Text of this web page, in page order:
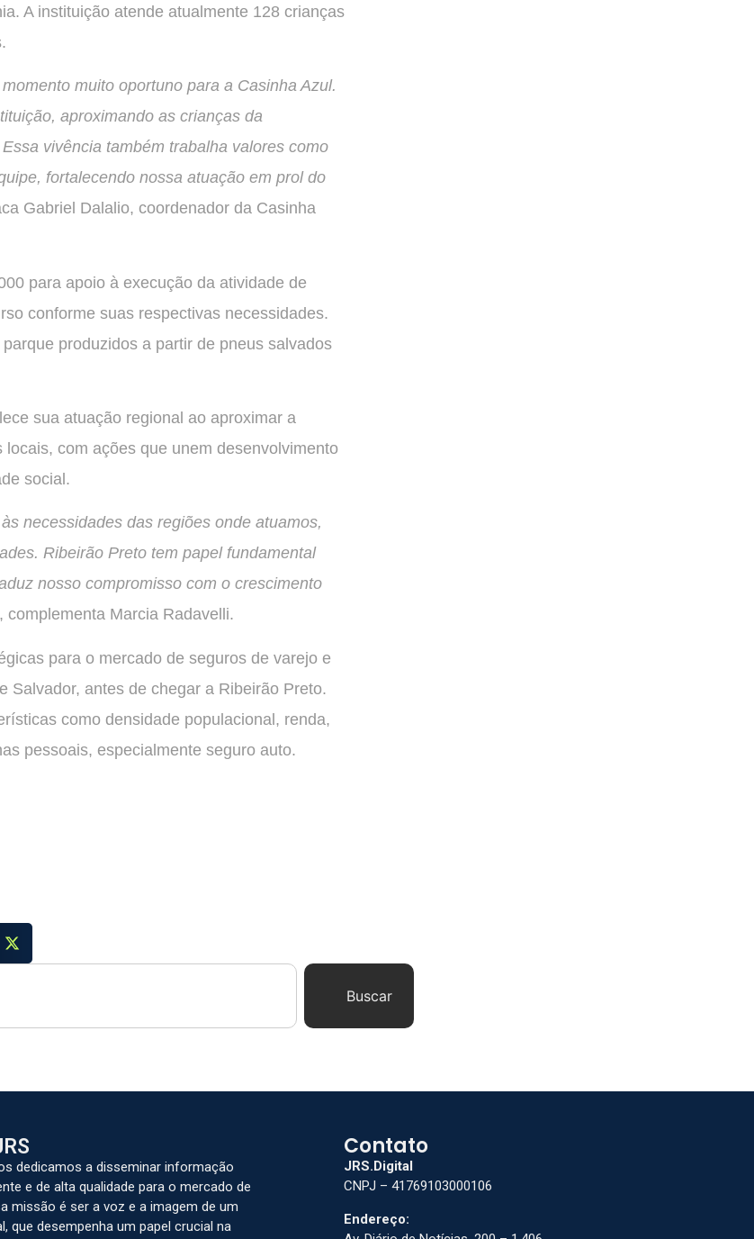
A instituição atende atualmente 128 crianças
muito oportuno para a Casinha Azul.
aproximando as crianças da
vivência também trabalha valores como
fortalecendo nossa atuação em prol do
Gabriel Dalalio, coordenador da Casinha
para apoio à execução da atividade de
conforme suas respectivas necessidades.
produzidos a partir de pneus salvados
sua atuação regional ao aproximar a
com ações que unem desenvolvimento
social.
necessidades das regiões onde atuamos,
Ribeirão Preto tem papel fundamental
nosso compromisso com o crescimento
complementa Marcia Radavelli.
para o mercado de seguros de varejo e
Salvador, antes de chegar a Ribeirão Preto.
como densidade populacional, renda,
pessoais, especialmente seguro auto.
Buscar
dedicamos a disseminar informação
e de alta qualidade para o mercado de
missão é ser a voz e a imagem de um
que desempenha um papel crucial na
Contato
JRS.Digital
CNPJ – 41769103000106
Endereço: